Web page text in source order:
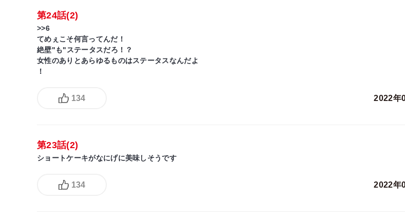
第24話(2)
>>6
てめぇこそ何言ってんだ！
絶壁"も"ステータスだろ！？
女性のありとあらゆるものはステータスなんだよ
！
134 2022年
第23話(2)
ショートケーキがなにげに美味しそうです
134 2022年